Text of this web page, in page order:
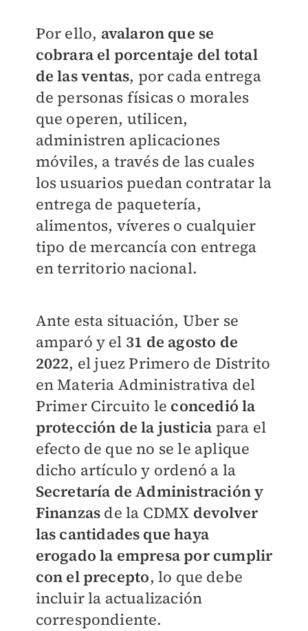
Por ello, avalaron que se
cobrara el porcentaje del total
de las ventas, por cada entrega
de personas físicas o morales
que operen, utilicen,
administren aplicaciones
móviles, a través de las cuales
los usuarios puedan contratar la
entrega de paquetería,
alimentos, víveres o cualquier
tipo de mercancía con entrega
en territorio nacional.
Ante esta situación, Uber se
amparó y el 31 de agosto de
2022, el juez Primero de Distrito
en Materia Administrativa del
Primer Circuito le concedió la
protección de la justicia para el
efecto de que no se le aplique
dicho artículo y ordenó a la
Secretaría de Administración y
Finanzas de la CDMX devolver
las cantidades que haya
erogado la empresa por cumplir
con el precepto, lo que debe
incluir la actualización
correspondiente.